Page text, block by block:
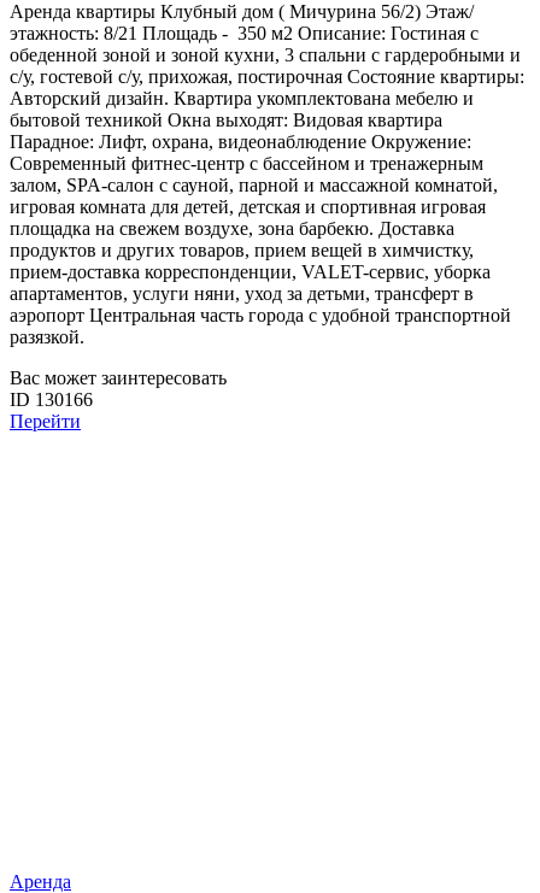
Аренда квартиры Клубный дом ( Мичурина 56/2) Этаж/
этажность: 8/21 Площадь - 350 м2 Описание: Гостиная с
обеденной зоной и зоной кухни, 3 спальни с гардеробными и
с/у, гостевой с/у, прихожая, постирочная Состояние квартиры:
Авторский дизайн. Квартира укомплектована мебелю и
бытовой техникой Окна выходят: Видовая квартира
Парадное: Лифт, охрана, видеонаблюдение Окружение:
Современный фитнес-центр с бассейном и тренажерным
залом, SPA-салон с сауной, парной и массажной комнатой,
игровая комната для детей, детская и спортивная игровая
площадка на свежем воздухе, зона барбекю. Доставка
продуктов и других товаров, прием вещей в химчистку,
прием-доставка корреспонденции, VALET-сервис, уборка
апартаментов, услуги няни, уход за детьми, трансферт в
аэропорт Центральная часть города с удобной транспортной
разязкой.
Вас может заинтересовать
ID 130166
Перейти
Аренда